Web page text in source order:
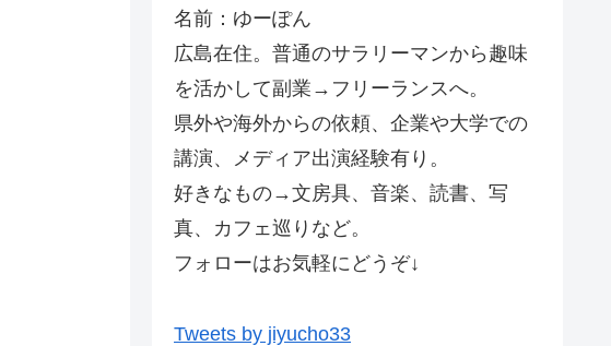
名前：ゆーぽん
広島在住。普通のサラリーマンから趣味
を活かして副業→フリーランスへ。
県外や海外からの依頼、企業や大学での
講演、メディア出演経験有り。
好きなもの→文房具、音楽、読書、写
真、カフェ巡りなど。
フォローはお気軽にどうぞ↓
Tweets by jiyucho33